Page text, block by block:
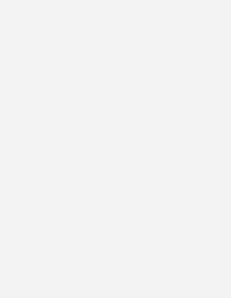
Hinterzarten. Mit einer Kapazität von bis
Lage, vor Ort einen Luftstrom zu
steht in den kommenden Monaten
dem Ergebnis zufrieden: „Wir von Helios
darauf, zusammen mit dem
dem Bundesstützpunkt Hinterzarten und
außergewöhnliche Idee erfolgreich in
So wurden für die Athleten optimale
ihre Kunst noch weiter zu